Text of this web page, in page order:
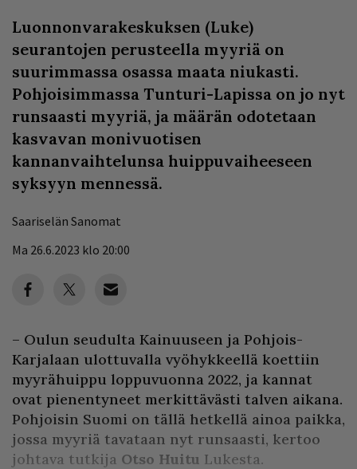
Luonnonvarakeskuksen (Luke)
seurantojen perusteella myyriä on
suurimmassa osassa maata niukasti.
Pohjoisimmassa Tunturi-Lapissa on jo nyt
runsaasti myyriä, ja määrän odotetaan
kasvavan monivuotisen
kannanvaihtelunsa huippuvaiheeseen
syksyyn mennessä.
Saariselän Sanomat
Ma 26.6.2023 klo 20:00
– Oulun seudulta Kainuuseen ja Pohjois-
Karjalaan ulottuvalla vyöhykkeellä koettiin
myyrähuippu loppuvuonna 2022, ja kannat
ovat pienentyneet merkittävästi talven aikana.
Pohjoisin Suomi on tällä hetkellä ainoa paikka,
jossa myyriä tavataan nyt runsaasti, kertoo
johtava tutkija Otso Huitu Lukesta.